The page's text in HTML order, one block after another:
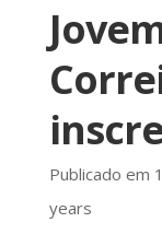
Publicado em
years